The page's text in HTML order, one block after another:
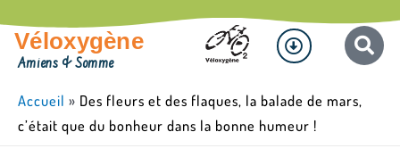
au
contenu
Véloxygène
Amiens & Somme
Menu
Accueil » Des fleurs et des flaques, la balade de mars,
c’était que du bonheur dans la bonne humeur !